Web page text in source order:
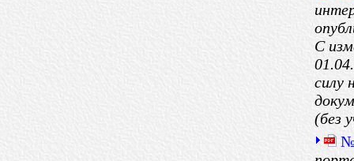
С
силу
(без
№